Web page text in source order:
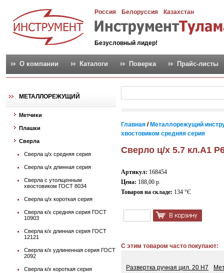
Россия Белоруссия Казахстан
Безусловный лидер!
О компании Каталоги Поверка Прайс-листы
МЕТАЛЛОРЕЖУЩИЙ
Метчики
Плашки
Сверла
Сверла ц/х средняя серия
Сверла ц/х длинная серия
Сверла с утолщенным
хвостовиком ГОСТ 8034
Сверла ц/х короткая серия
Сверла к/х средняя серия ГОСТ
10903
Сверла к/х длинная серия ГОСТ
12121
Сверла к/х удлиненная серия ГОСТ
2092
Сверла к/х короткая серия
Главная / Металлорежущий
хвостовиком средняя серия
Сверло ц/х 5.7 кл.А1
Артикул: 168454
Цена: 188,00 р.
Товаров на складе: 134 °Є
С этим товаром часто покупают:
Развертка ручная цил. 20 Н7